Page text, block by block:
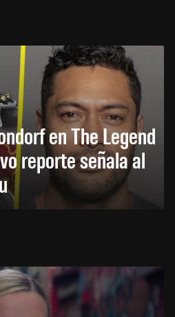
en The Legend
reporte señala al